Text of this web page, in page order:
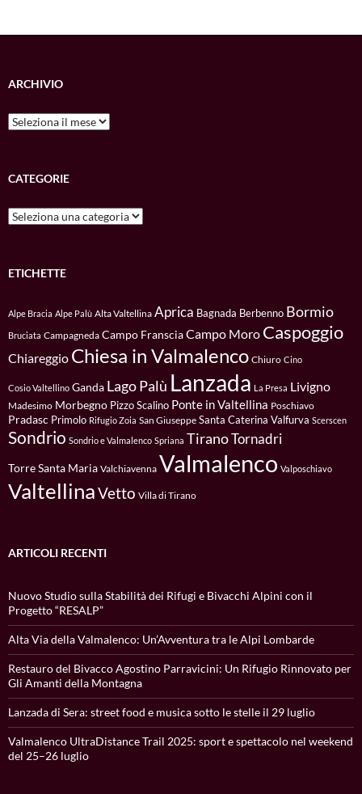
ARCHIVIO
Archivio
CATEGORIE
Categorie
ETICHETTE
Alpe Bracia Alpe Palù Alta Valtellina Aprica Bagnada Berbenno Bormio
Bruciata Campagneda Campo FransciaCampo Moro Caspoggio
Chiareggio Chiesa in Valmalenco Chiuro Cino
Cosio Valtellino Ganda Lago Palù Lanzada La Presa Livigno
Madesimo Morbegno Pizzo Scalino Ponte in Valtellina Poschiavo
Pradasc Primolo Rifugio Zoia San Giuseppe Santa Caterina Valfurva Scerscen
Sondrio Sondrio e Valmalenco Spriana TiranoTornadri
Torre Santa Maria Valchiavenna Valmalenco Valposchiavo
ValtellinaVetto Villa di Tirano
ARTICOLI RECENTI
Nuovo Studio sulla Stabilità dei Rifugi e Bivacchi Alpini con il
Progetto “RESALP”
Alta Via della Valmalenco: Un’Avventura tra le Alpi Lombarde
Restauro del Bivacco Agostino Parravicini: Un Rifugio Rinnovato per
Gli Amanti della Montagna
Lanzada di Sera: street food e musica sotto le stelle il 29 luglio
Valmalenco UltraDistance Trail 2025: sport e spettacolo nel weekend
del 25–26 luglio